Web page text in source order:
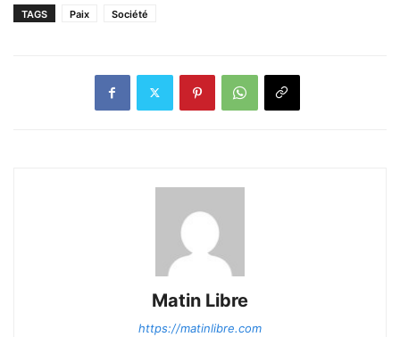
TAGS Paix Société
Matin Libre
https://matinlibre.com